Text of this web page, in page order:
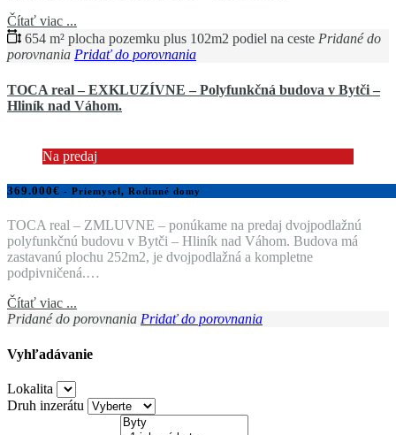
Čítať viac ...
654 m² plocha pozemku plus 102m2 podiel na ceste Pridané do
porovnania Pridať do porovnania
TOCA real – EXKLUZÍVNE – Polyfunkčná budova v Bytči –
Hliník nad Váhom.
Na predaj
369.000€ - Priemysel, Rodinné domy
TOCA real – ZMLUVNE – ponúkame na predaj dvojpodlažnú
polyfunkčnú budovu v Bytči – Hliník nad Váhom. Budova má
zastavanú plochu 252m2, je dvojpodlažná a kompletne
podpivničená.…
Čítať viac ...
Pridané do porovnania Pridať do porovnania
Vyhľadávanie
Lokalita
Druh inzerátu